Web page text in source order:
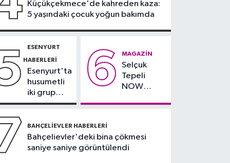
yağlı" demeyin,
önlemini alın
Küçükçekmece'de kahreden kaza:
5 yaşındaki çocuk yoğun bakımda
ESENYURT
HABERLERI
Esenyurt'ta
husumetli
iki grup
arasında
kavga
6 MAGAZIN
Selçuk
Tepeli
NOW
BAHÇELIEVLER HABERLERI
Bahçelievler'deki bina çökmesi
saniye saniye görüntülendi